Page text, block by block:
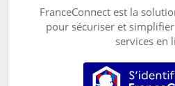
FranceConnect est la
pour sécuriser et
services en